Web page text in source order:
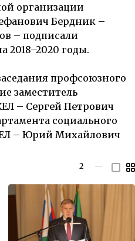
организации
Бердник –
– подписали
2018–2020 годы.
профсоюзного
заместитель
– Сергей Петрович
социального
– Юрий Михайлович
2 —